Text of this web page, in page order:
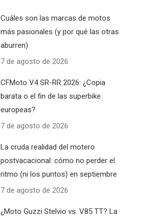
Cuáles son las marcas de motos
más pasionales (y por qué las otras
aburren)
7 de agosto de 2026
CFMoto V4 SR-RR 2026: ¿Copia
barata o el fin de las superbike
europeas?
7 de agosto de 2026
La cruda realidad del motero
postvacacional: cómo no perder el
ritmo (ni los puntos) en septiembre
7 de agosto de 2026
¿Moto Guzzi Stelvio vs. V85 TT? La